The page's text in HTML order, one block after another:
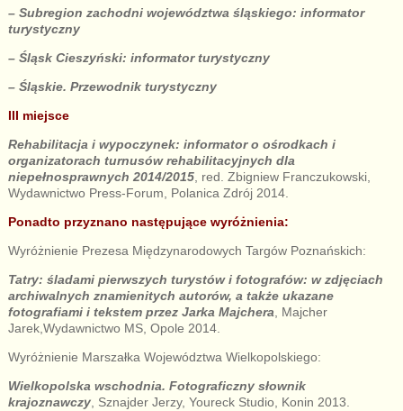
– Subregion zachodni województwa śląskiego: informator
turystyczny
– Śląsk Cieszyński: informator turystyczny
– Śląskie. Przewodnik turystyczny
III miejsce
Rehabilitacja i wypoczynek: informator o ośrodkach i
organizatorach turnusów rehabilitacyjnych dla
niepełnosprawnych 2014/2015, red. Zbigniew Franczukowski,
Wydawnictwo Press-Forum, Polanica Zdrój 2014.
Ponadto przyznano następujące wyróżnienia:
Wyróżnienie Prezesa Międzynarodowych Targów Poznańskich:
Tatry: śladami pierwszych turystów i fotografów: w zdjęciach
archiwalnych znamienitych autorów, a także ukazane
fotografiami i tekstem przez Jarka Majchera, Majcher
Jarek,Wydawnictwo MS, Opole 2014.
Wyróżnienie Marszałka Województwa Wielkopolskiego:
Wielkopolska wschodnia. Fotograficzny słownik
krajoznawczy, Sznajder Jerzy, Youreck Studio, Konin 2013.